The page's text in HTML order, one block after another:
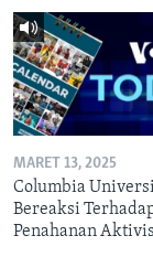
MARET 13, 2025
Columbia
Bereaksi
Penahanan